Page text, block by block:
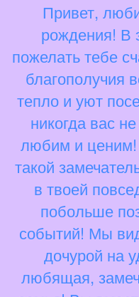
Привет,
рождения! В
пожелать тебе
благополучия
тепло и уют
никогда вас
любим и ценим!
такой
в твоей
побольше
событий! Мы
дочурой на
любящая,